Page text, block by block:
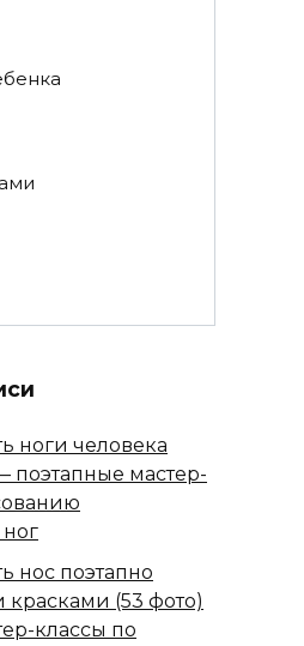
ноги человека
мастер-
нос поэтапно
(53 фото)
классы по